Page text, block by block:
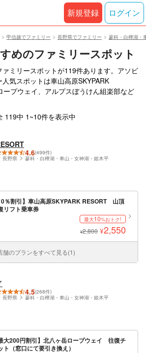
甲信越でファミリー 長野県でファミリー 蓼科・白樺湖・
めのファミリースポット
ミリースポットが119件あります。アソビ
気スポットは車山高原SKYPARK
ープウェイ、アルプスぼうけん組楽部など
119中 1~10件を表示中
4.6(499件)
長野県
蓼科・白樺湖・車山・女神湖・姫木平
％割引】車山高原SKYPARK RESORT 山頂
リフト乗車券
最大10%おトク!
¥2,800 ¥2,550
舗のプランをすべて見る(1)
4.5(268件)
長野県
蓼科・白樺湖・車山・女神湖・姫木平
大200円割引】北八ヶ岳ロープウェイ 往復チ
ト（窓口にて要引き換え）
新規登録 ログイン